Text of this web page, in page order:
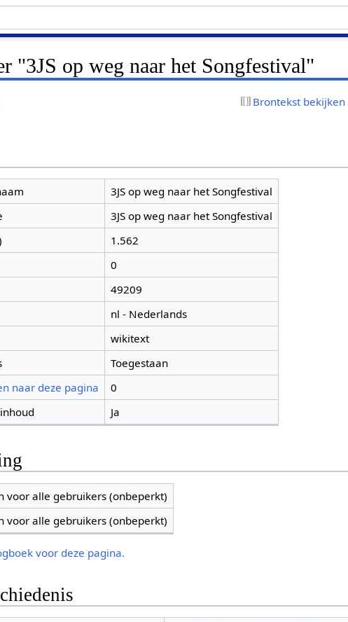
"3JS op weg naar het Songfestival"
Brontekst bekijken
3JS op weg naar het Songfestival
3JS op weg naar het Songfestival
1.562
0
49209
nl - Nederlands
wikitext
Toegestaan
naar deze pagina
0
Ja
voor alle gebruikers (onbeperkt)
voor alle gebruikers (onbeperkt)
voor deze pagina.